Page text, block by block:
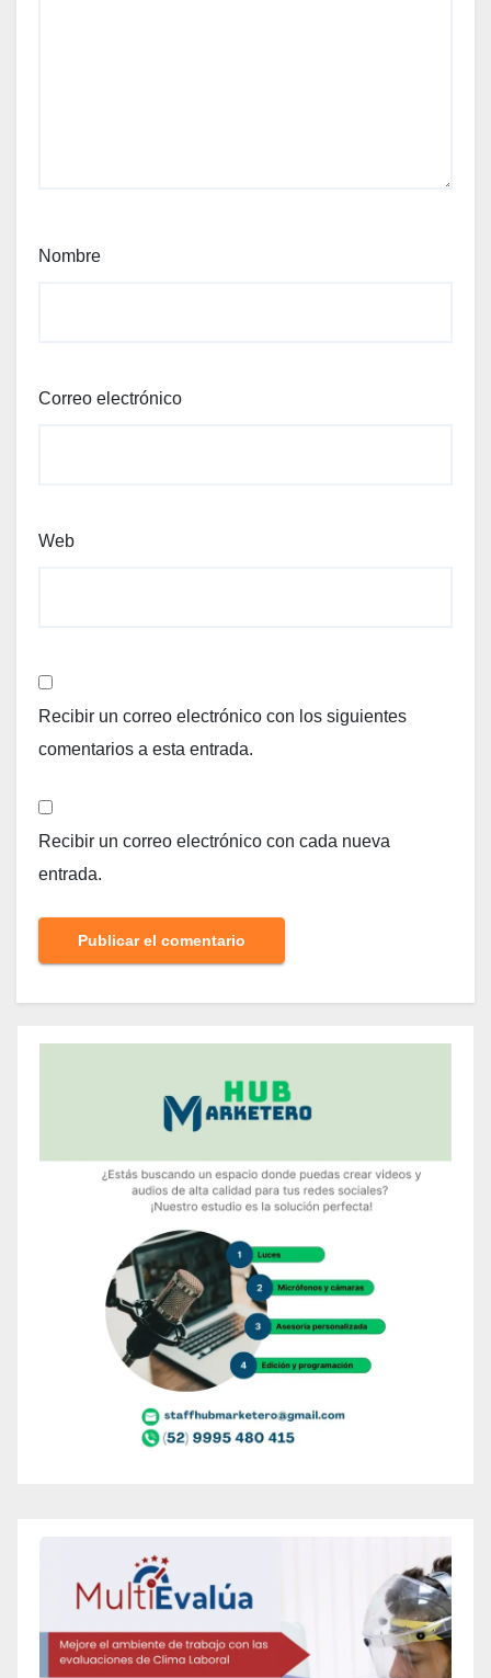
Nombre
Correo electrónico
Web
Recibir un correo electrónico con los siguientes
comentarios a esta entrada.
Recibir un correo electrónico con cada nueva
entrada.